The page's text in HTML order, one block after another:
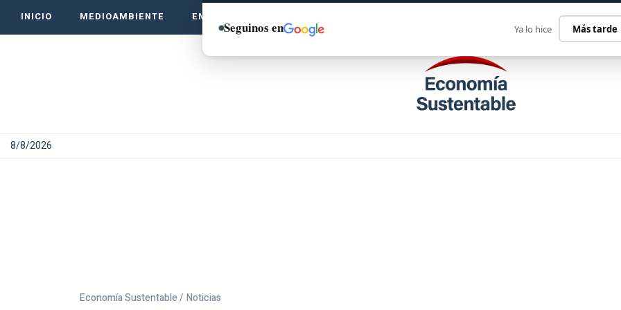
INICIO MEDIOAMBIENTE EMPRENDE VERDE
8/8/2026
Economía Sustentable / Noticias
Seguinos en Ya lo hice Más tarde